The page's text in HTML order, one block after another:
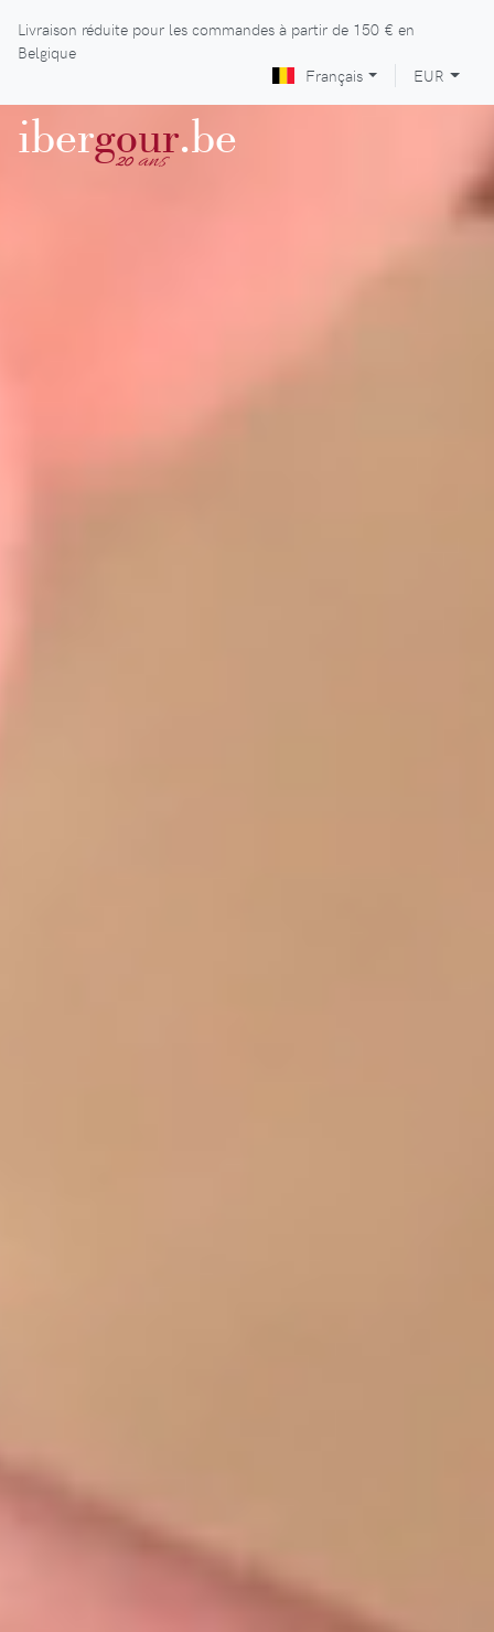
Livraison réduite pour les commandes à partir de 150 € en
Belgique
Français
EUR
ibergour
20 ans .be